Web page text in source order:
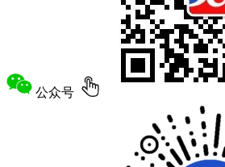
公众号